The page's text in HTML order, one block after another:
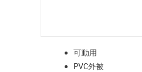
可動用
PVC外被